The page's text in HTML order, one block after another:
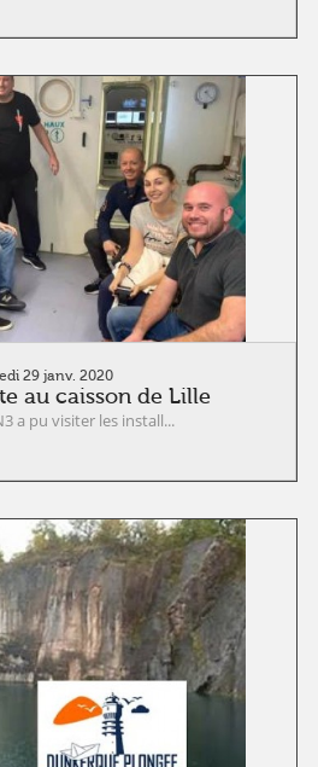
29 janv. 2020
au caisson de Lille
a pu visiter les install...